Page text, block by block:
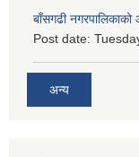
बाँसगढी
Post date:
अन्य